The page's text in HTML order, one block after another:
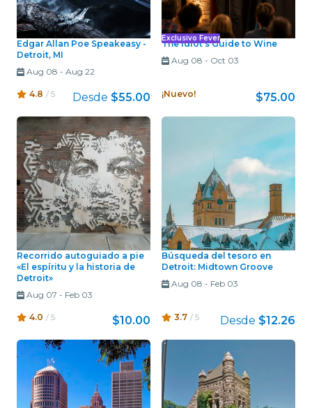
Edgar Allan Poe Speakeasy -
Detroit, MI
Aug 08 - Aug 22
4.8 / 5 Desde $55.00
Exclusivo Fever
The Idiot’s Guide to Wine
Aug 08 - Oct 03
¡Nuevo! $75.00
Recorrido autoguiado a pie
«El espíritu y la historia de
Detroit»
Aug 07 - Feb 03
4.0 / 5 $10.00
Búsqueda del tesoro en
Detroit: Midtown Groove
Aug 08 - Feb 03
3.7 / 5 Desde $12.26